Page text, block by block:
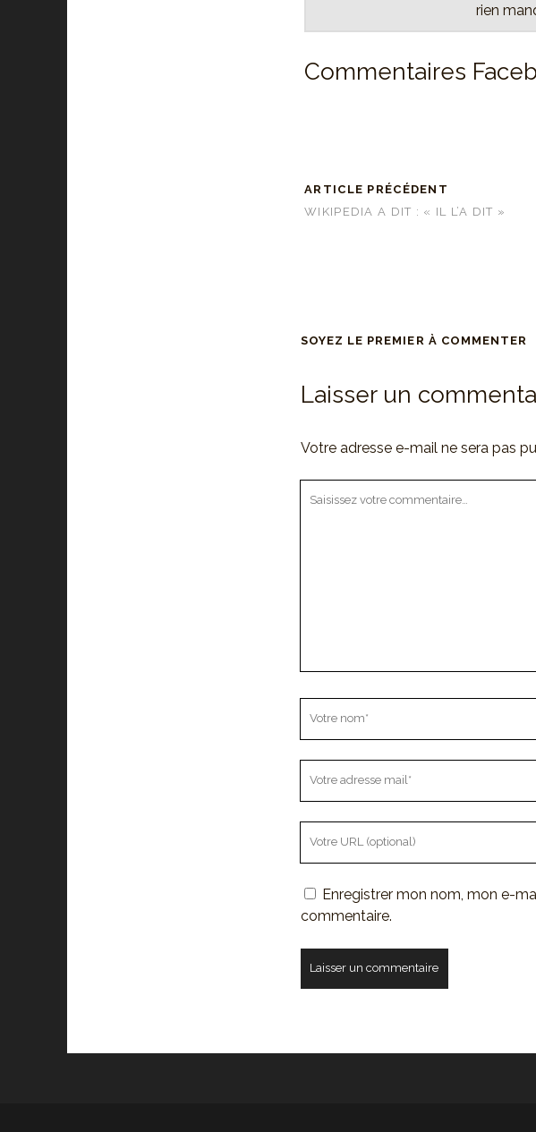
rien
Commentaires
ARTICLE PRÉCÉDENT
WIKIPEDIA A DIT : « IL L’A DIT »
SOYEZ LE PREMIER À COMMENTER
Laisser un
Votre adresse e-mail ne sera pas
site Enregistrer mon nom, mon e-
commentaire.